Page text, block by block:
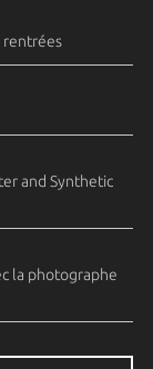
rentrées
and Synthetic
la photographe